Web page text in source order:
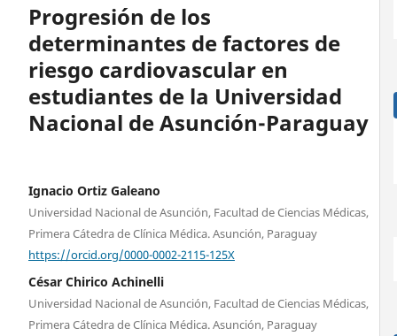
Progresión de los
determinantes de factores de
riesgo cardiovascular en
estudiantes de la Universidad
Nacional de Asunción-Paraguay
Ignacio Ortiz Galeano
Universidad Nacional de Asunción, Facultad de Ciencias Médicas,
Primera Cátedra de Clínica Médica. Asunción, Paraguay
https://orcid.org/0000-0002-2115-125X
César Chirico Achinelli
Universidad Nacional de Asunción, Facultad de Ciencias Médicas,
Primera Cátedra de Clínica Médica. Asunción, Paraguay